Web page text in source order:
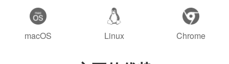
macOS Linux Chrome